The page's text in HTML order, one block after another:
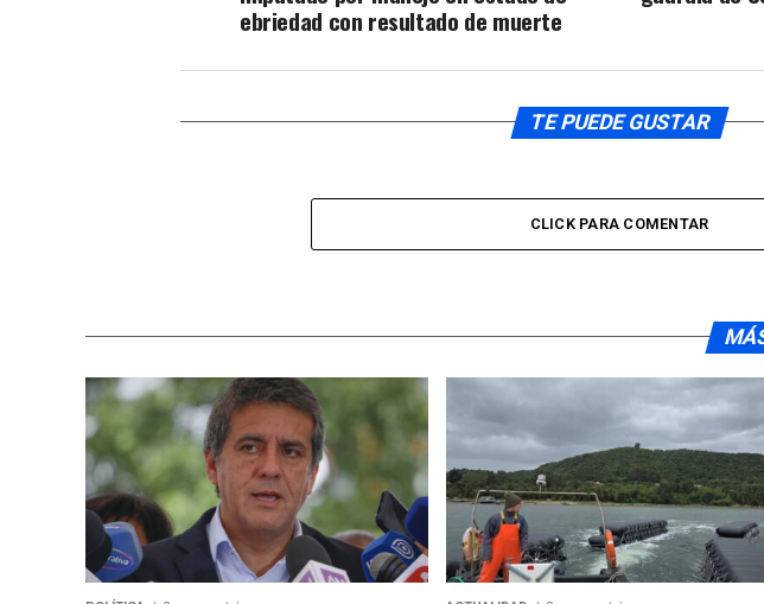
ebriedad con resultado de muerte
TE PUEDE GUSTAR
CLICK PARA COMENTAR